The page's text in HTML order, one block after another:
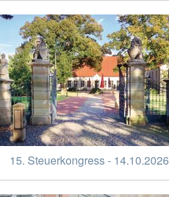
15. Steuerkongress - 14.10.2026